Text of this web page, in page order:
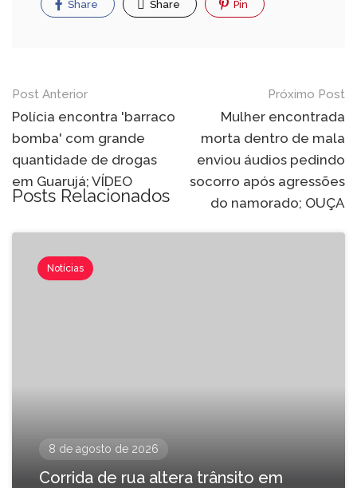
Share Share Pin
Post Anterior
Polícia encontra 'barraco
bomba' com grande
quantidade de drogas
em Guarujá; VÍDEO
Próximo Post
Mulher encontrada
morta dentro de mala
enviou áudios pedindo
socorro após agressões
do namorado; OUÇA
Posts Relacionados
Notícias
8 de agosto de 2026
Corrida de rua altera trânsito em